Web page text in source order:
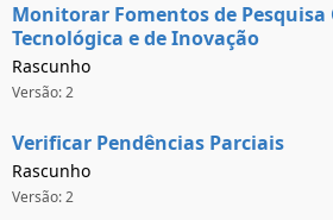
Monitorar Fomentos de Pesquisa
Tecnológica e de Inovação
Rascunho
Versão: 2
Verificar Pendências Parciais
Rascunho
Versão: 2